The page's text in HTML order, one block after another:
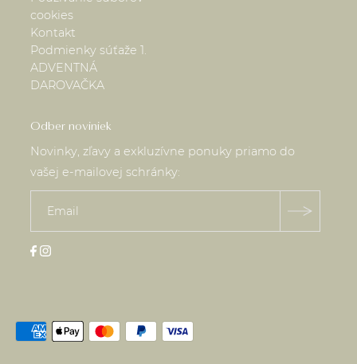
cookies
Kontakt
Podmienky súťaže 1.
ADVENTNÁ
DAROVAČKA
Odber noviniek
Novinky, zľavy a exkluzívne ponuky priamo do
vašej e-mailovej schránky: